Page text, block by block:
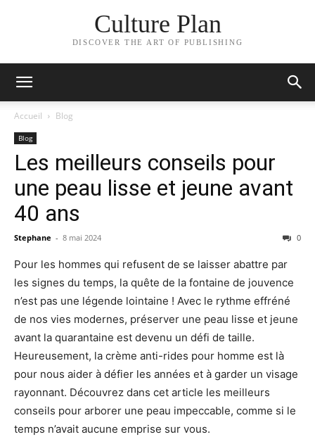
Culture Plan
DISCOVER THE ART OF PUBLISHING
Accueil Blog
Blog
Les meilleurs conseils pour
une peau lisse et jeune avant
40 ans
Stephane - 8 mai 2024 0
Pour les hommes qui refusent de se laisser abattre par
les signes du temps, la quête de la fontaine de jouvence
n’est pas une légende lointaine ! Avec le rythme effréné
de nos vies modernes, préserver une peau lisse et jeune
avant la quarantaine est devenu un défi de taille.
Heureusement, la crème anti-rides pour homme est là
pour nous aider à défier les années et à garder un visage
rayonnant. Découvrez dans cet article les meilleurs
conseils pour arborer une peau impeccable, comme si le
temps n’avait aucune emprise sur vous.